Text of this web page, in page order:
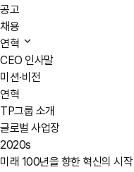
공고
채용
연혁
CEO 인사말
미션·비전
연혁
TP그룹 소개
글로벌 사업장
2020s
미래 100년을 향한 혁신의 시작